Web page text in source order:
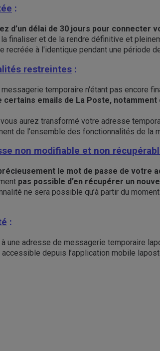
:
d’un délai de 30 jours pour
finaliser et de la rendre définitive et
recréée à l'identique pendant une période
restreintes :
temporaire n'étant pas encore
certains emails de La Poste,
aurez transformé votre adresse
de l'ensemble des fonctionnalités de la
non modifiable et non
le mot de passe de votre
pas possible d’en récupérer un
ne sera possible qu’à partir du
:
à une adresse de messagerie temporaire
accessible depuis l’application mobile